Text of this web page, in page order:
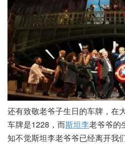
还有致敬老爷子生日的车牌，在
车牌是1228，而斯坦李老爷爷的
知不觉斯坦李老爷爷已经离开我